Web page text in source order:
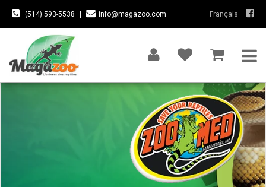
(514) 593-5538 info@magazoo.com Français